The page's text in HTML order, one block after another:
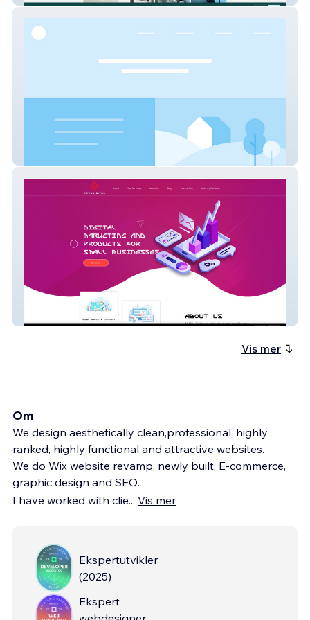
arva-digital-marketi
Vis mer
Om
We design aesthetically clean,professional, highly
ranked, highly functional and attractive websites.
We do Wix website revamp, newly built, E-commerce,
graphic design and SEO.
I have worked with clie... Vis mer
Ekspertutvikler
(2025)
Ekspert